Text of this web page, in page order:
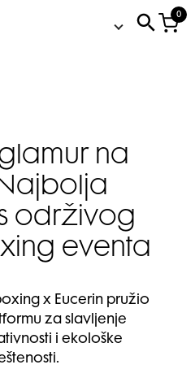
0
na
održivog
eventa
x Eucerin pružio
za slavljenje
i ekološke